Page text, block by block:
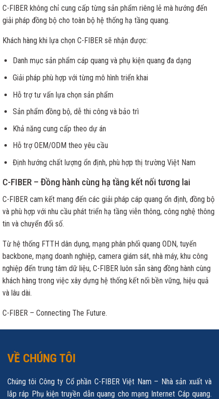
C-FIBER không chỉ cung cấp từng sản phẩm riêng lẻ mà hướng đến
giải pháp đồng bộ cho toàn bộ hệ thống hạ tầng quang.
Khách hàng khi lựa chọn C-FIBER sẽ nhận được:
Danh mục sản phẩm cáp quang và phụ kiện quang đa dạng
Giải pháp phù hợp với từng mô hình triển khai
Hỗ trợ tư vấn lựa chọn sản phẩm
Sản phẩm đồng bộ, dễ thi công và bảo trì
Khả năng cung cấp theo dự án
Hỗ trợ OEM/ODM theo yêu cầu
Định hướng chất lượng ổn định, phù hợp thị trường Việt Nam
C-FIBER – Đồng hành cùng hạ tầng kết nối tương lai
C-FIBER cam kết mang đến các giải pháp cáp quang ổn định, đồng bộ
và phù hợp với nhu cầu phát triển hạ tầng viễn thông, công nghệ thông
tin và chuyển đổi số.
Từ hệ thống FTTH dân dụng, mạng phân phối quang ODN, tuyến
backbone, mạng doanh nghiệp, camera giám sát, nhà máy, khu công
nghiệp đến trung tâm dữ liệu, C-FIBER luôn sẵn sàng đồng hành cùng
khách hàng trong việc xây dựng hệ thống kết nối bền vững, hiệu quả
và lâu dài.
C-FIBER – Connecting The Future.
VỀ CHÚNG TÔI
Chúng tôi Công ty Cổ phần C-FIBER Việt Nam – Nhà sản xuất và
lắp ráp Phụ kiện truyền dẫn quang cho mạng Internet Cáp quang.